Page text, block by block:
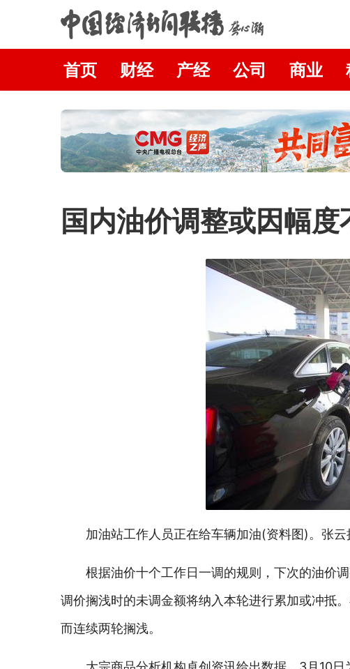
首页 财经 产经 公司 商业
国内油价调整或因幅
加油站工作人员正在给车辆加油(资料图)。张云
根据油价十个工作日一调的规则，下次的油价
调价搁浅时的未调金额将纳入本轮进行累加或冲抵
而连续两轮搁浅。